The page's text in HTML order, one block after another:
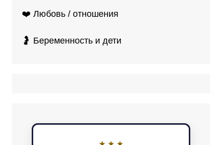
❤️ Любовь / отношения
🤰 Беременность и дети